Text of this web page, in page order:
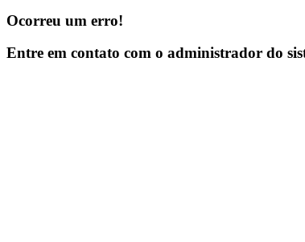
Ocorreu um erro!
Entre em contato com o administrador do